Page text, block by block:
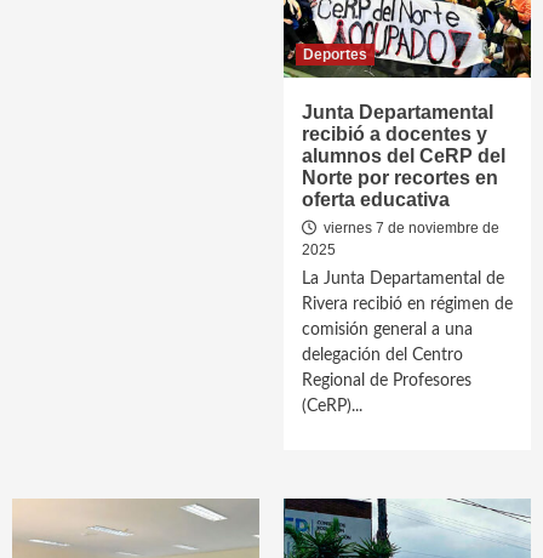
Deportes
Junta Departamental
recibió a docentes y
alumnos del CeRP del
Norte por recortes en
oferta educativa
viernes 7 de noviembre de
2025
La Junta Departamental de
Rivera recibió en régimen de
comisión general a una
delegación del Centro
Regional de Profesores
(CeRP)...